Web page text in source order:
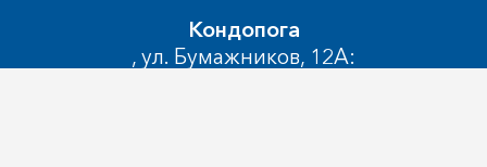
Кондопога
, ул. Бумажников, 12А: